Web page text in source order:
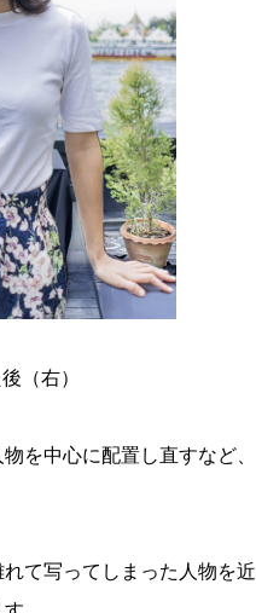
（右）
を中心に配置し直すなど、
て写ってしまった人物を近